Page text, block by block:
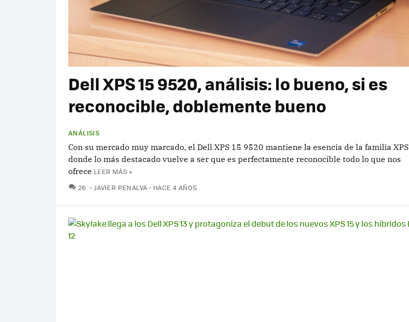
Dell XPS 15 9520, análisis: lo bueno, si es
reconocible, doblemente bueno
ANÁLISIS
Con su mercado muy marcado, el Dell XPS 15 9520 mantiene la esencia de la familia XPS
donde lo más destacado vuelve a ser que es perfectamente reconocible todo lo que nos
ofrece LEER MÁS »
26 COMENTARIOS
JAVIER PENALVA HACE 4 AÑOS